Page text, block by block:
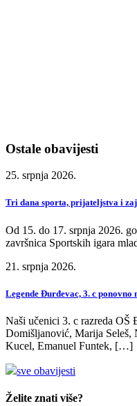
Ostale obavijesti
25. srpnja 2026.
Tri dana sporta, prijateljstva i
Od 15. do 17. srpnja 2026.
završnica Sportskih igara
21. srpnja 2026.
Legende Đurđevac, 3. c
Naši učenici 3. c razreda
Domišljanović, Marija
Kucel, Emanuel Funtek, […]
sve obavijesti
Želite znati više?